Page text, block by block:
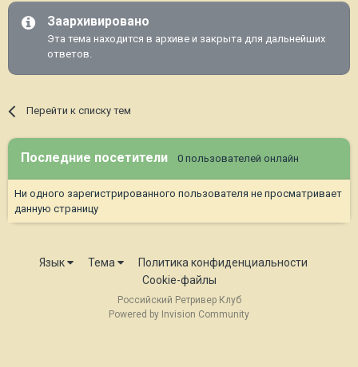
Заархивировано
Эта тема находится в архиве и закрыта для дальнейших
ответов.
Перейти к списку тем
Последние посетители 0 пользователей онлайн
Ни одного зарегистрированного пользователя не просматривает
данную страницу
Язык Тема
Политика конфиденциальности
Cookie-файлы
Российский Ретривер Клуб
Powered by Invision Community